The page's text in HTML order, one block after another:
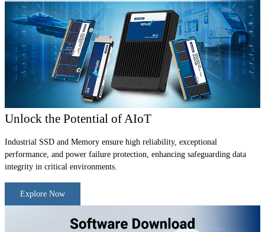
Unlock the Potential of AIoT
Industrial SSD and Memory ensure high reliability, exceptional
performance, and power failure protection, enhancing safeguarding data
integrity in critical environments.
Explore Now